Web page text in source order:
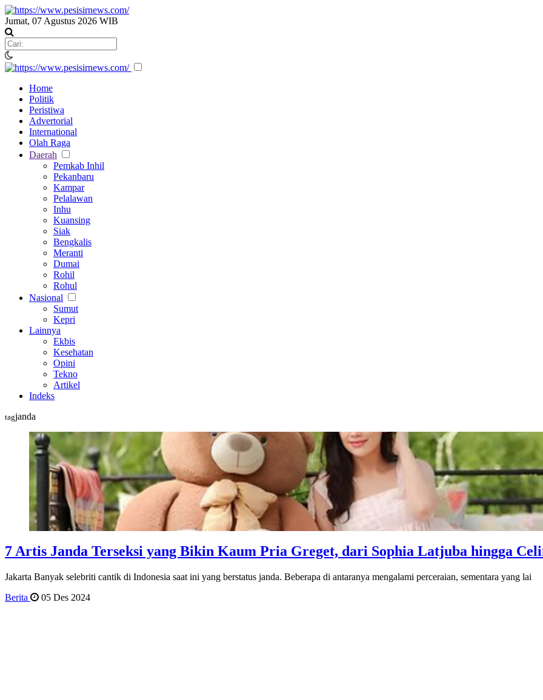
Jumat, 07 Agustus 2026 WIB
Home
Politik
Peristiwa
Advertorial
International
Olah Raga
Daerah
Pemkab Inhil
Pekanbaru
Kampar
Pelalawan
Inhu
Kuansing
Siak
Bengkalis
Meranti
Dumai
Rohil
Rohul
Nasional
Sumut
Kepri
Lainnya
Ekbis
Kesehatan
Opini
Tekno
Artikel
Indeks
tagjanda
7 Artis Janda Terseksi yang Bikin Kaum Pria Greget, dari Sophia Latjuba hingga
Jakarta Banyak selebriti cantik di Indonesia saat ini yang berstatus janda. Beberapa di antaranya mengalami perceraian, sementara yang lai
Berita
05 Des 2024